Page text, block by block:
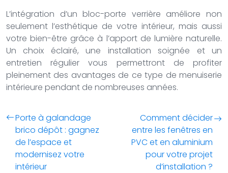
L’intégration d’un bloc-porte verrière améliore non
seulement l’esthétique de votre intérieur, mais aussi
votre bien-être grâce à l’apport de lumière naturelle.
Un choix éclairé, une installation soignée et un
entretien régulier vous permettront de profiter
pleinement des avantages de ce type de menuiserie
intérieure pendant de nombreuses années.
Porte à galandage
brico dépôt : gagnez
de l’espace et
modernisez votre
intérieur
Comment décider
entre les fenêtres en
PVC et en aluminium
pour votre projet
d’installation ?